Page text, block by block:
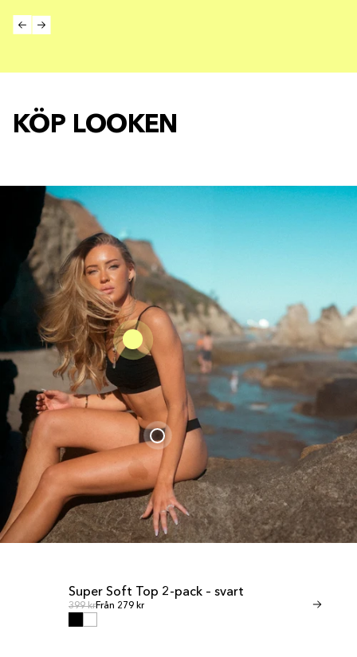
KÖP LOOKEN
REA
Super Soft Top 2-pack – svart
Ordinarie pris
399 krOrdinarie pris
Från 279 kr Ordinarie pris
349 krFrån 245